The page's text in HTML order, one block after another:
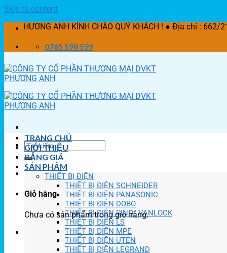
Skip to content
ANH KÍNH CHÀO QUÝ KHÁCH ! ● Địa chỉ : 662/21 Lê
0765 598 599
Giỏ hàng
Chưa có sản phẩm trong giỏ hàng.
TRANG CHỦ
GIỚI THIỆU
BẢNG GIÁ
SẢN PHẨM
THIẾT BỊ ĐIỆN
THIẾT BỊ ĐIỆN SCHNEIDER
THIẾT BỊ ĐIỆN PANASONIC
THIẾT BỊ ĐIỆN DOBO
THIẾT BỊ ĐIỆN SINO/ VANLOCK
THIẾT BỊ ĐIỆN LS
THIẾT BỊ ĐIỆN MPE
THIẾT BỊ ĐIỆN UTEN
THIẾT BỊ ĐIỆN LEGRAND